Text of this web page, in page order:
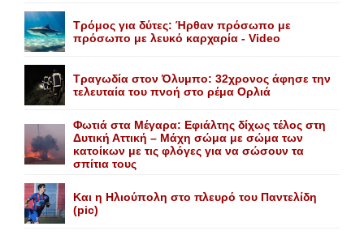
Τρόμος για δύτες: Ήρθαν πρόσωπο με
πρόσωπο με λευκό καρχαρία - Video
Τραγωδία στον Όλυμπο: 32χρονος άφησε την
τελευταία του πνοή στο ρέμα Ορλιά
Φωτιά στα Μέγαρα: Εφιάλτης δίχως τέλος στη
Δυτική Αττική – Μάχη σώμα με σώμα των
κατοίκων με τις φλόγες για να σώσουν τα
σπίτια τους
Και η Ηλιούπολη στο πλευρό του Παντελίδη
(pic)